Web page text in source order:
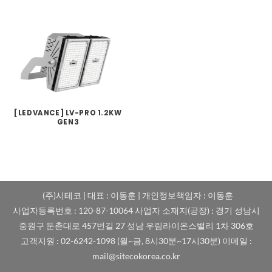
[LEDVANCE] LV-PRO 1.2KW
GEN3
(주)시테코 | 대표 : 이동훈 | 개인정보책임자 : 이동훈
사업자등록번호 : 120-87-10064 사업자 소재지(공장) : 경기 성남시
중원구 둔촌대로 457번길 27 성남 우림라이온스밸리 1차 306호
고객지원 : 02-6242-1098 (월~금, 8시30분~17시30분) 이메일 :
mail@sitecokorea.co.kr